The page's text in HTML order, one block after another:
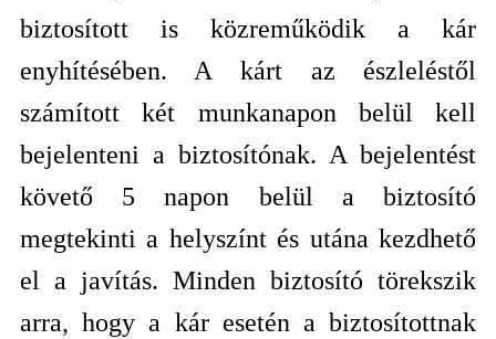
biztosított is közreműködik a kár
enyhítésében. A kárt az észleléstől
számított két munkanapon belül kell
bejelenteni a biztosítónak. A bejelentést
követő 5 napon belül a biztosító
megtekinti a helyszínt és utána kezdhető
el a javítás. Minden biztosító törekszik
arra, hogy a kár esetén a biztosítottnak